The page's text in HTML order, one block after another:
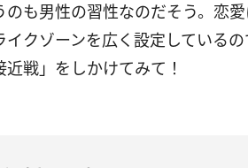
のも男性の習性なのだそう。恋
イクゾーンを広く設定している
近戦」をしかけてみて！